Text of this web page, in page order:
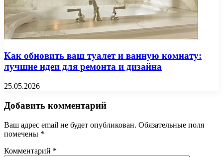
Как обновить ваш туалет и ванную комнату:
лучшие идеи для ремонта и дизайна
25.05.2026
Добавить комментарий
Ваш адрес email не будет опубликован. Обязательные поля
помечены *
Комментарий *